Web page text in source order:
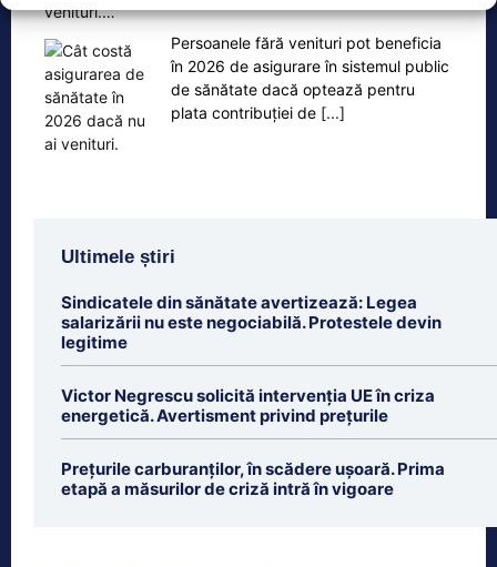
venituri.…
Persoanele fără venituri pot beneficia
în 2026 de asigurare în sistemul public
de sănătate dacă optează pentru
plata contribuției de [...]
Ultimele știri
Sindicatele din sănătate avertizează: Legea
salarizării nu este negociabilă. Protestele devin
legitime
Victor Negrescu solicită intervenția UE în criza
energetică. Avertisment privind prețurile
Prețurile carburanților, în scădere ușoară. Prima
etapă a măsurilor de criză intră în vigoare